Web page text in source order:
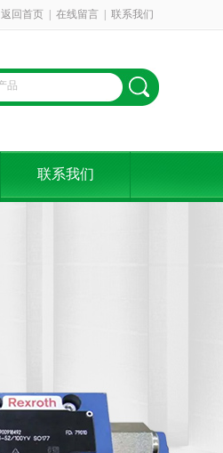
返回首页 在线留言 联系我们
联系我们